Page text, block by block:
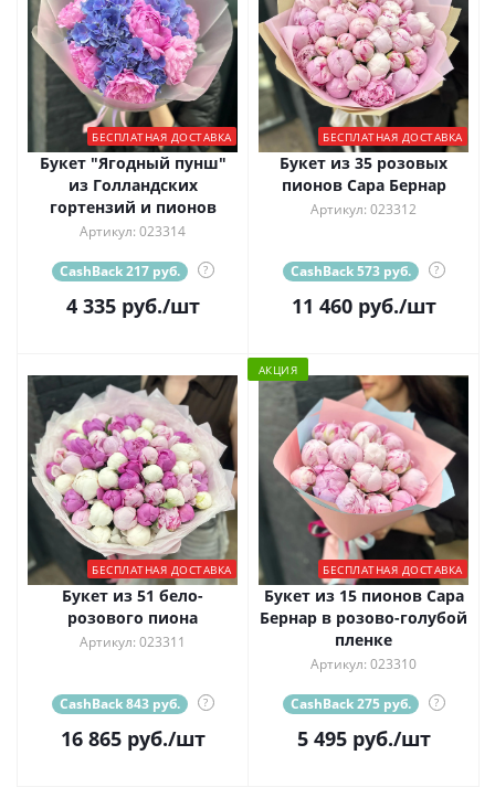
БЕСПЛАТНАЯ ДОСТАВКА
Букет "Ягодный пунш"
из Голландских
гортензий и пионов
Артикул: 023314
CashBack 217 руб. ?
4 335руб./шт
БЕСПЛАТНАЯ ДОСТАВКА
Букет из 35 розовых
пионов Сара Бернар
Артикул: 023312
CashBack 573 руб. ?
11 460руб./шт
БЕСПЛАТНАЯ ДОСТАВКА
Букет из 51 бело-
розового пиона
Артикул: 023311
CashBack 843 руб. ?
16 865руб./шт
АКЦИЯ
БЕСПЛАТНАЯ ДОСТАВКА
Букет из 15 пионов Сара
Бернар в розово-голубой
пленке
Артикул: 023310
CashBack 275 руб. ?
5 495руб./шт